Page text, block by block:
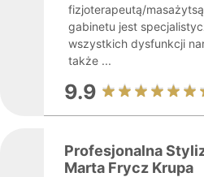
fizjoterapeutą/
gabinetu jest
wszystkich dysfunkcji
także ...
9.9
Profesjonalna
Marta Frycz Krupa